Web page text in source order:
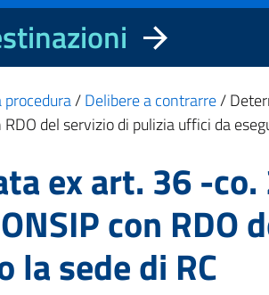
/Delibere a contrarre/
del servizio di pulizia uffici da
ex art. 36 -co.
con RDO
sede di RC